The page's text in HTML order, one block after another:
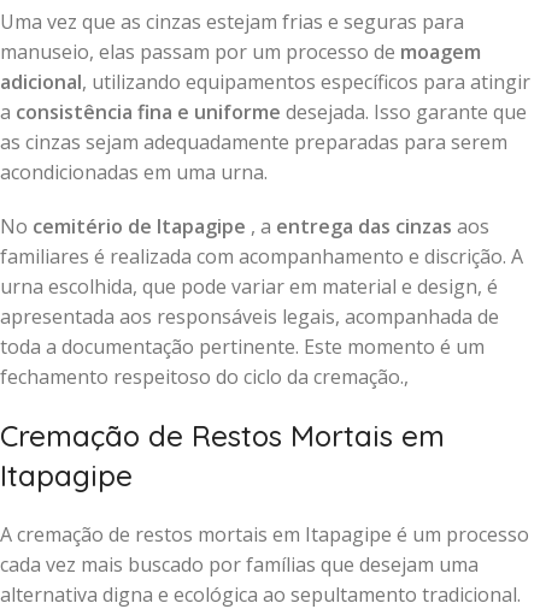
Uma vez que as cinzas estejam frias e seguras para
manuseio, elas passam por um processo de moagem
adicional, utilizando equipamentos específicos para atingir
a consistência fina e uniforme desejada. Isso garante que
as cinzas sejam adequadamente preparadas para serem
acondicionadas em uma urna.
No cemitério de Itapagipe , a entrega das cinzas aos
familiares é realizada com acompanhamento e discrição. A
urna escolhida, que pode variar em material e design, é
apresentada aos responsáveis legais, acompanhada de
toda a documentação pertinente. Este momento é um
fechamento respeitoso do ciclo da cremação.,
Cremação de Restos Mortais em
Itapagipe
A cremação de restos mortais em Itapagipe é um processo
cada vez mais buscado por famílias que desejam uma
alternativa digna e ecológica ao sepultamento tradicional.